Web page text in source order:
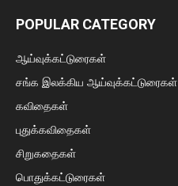
POPULAR CATEGORY
ஆய்வுக்கட்டுரைகள்
சங்க இலக்கிய ஆய்வுக்கட்டுரைகள்
கவிதைகள்
புதுக்கவிதைகள்
சிறுகதைகள்
பொதுக்கட்டுரைகள்